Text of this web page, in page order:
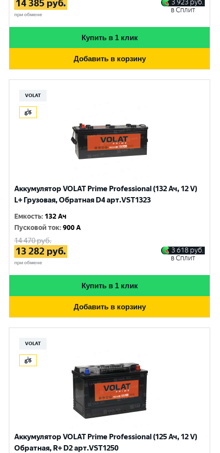
14 385 руб.
при обмене
3 923 руб.
в Сплит
Купить в 1 клик
Добавить в корзину
VOLAT
Аккумулятор VOLAT Prime Professional (132 Ач, 12 V)
L+ Грузовая, Обратная D4 арт.VST1323
Емкость: 132 Ач
Пусковой ток:900 A
14 470руб.
13 282 руб.
при обмене
3 618 руб.
в Сплит
Купить в 1 клик
Добавить в корзину
VOLAT
Аккумулятор VOLAT Prime Professional (125 Ач, 12 V)
Обратная, R+ D2 арт.VST1250